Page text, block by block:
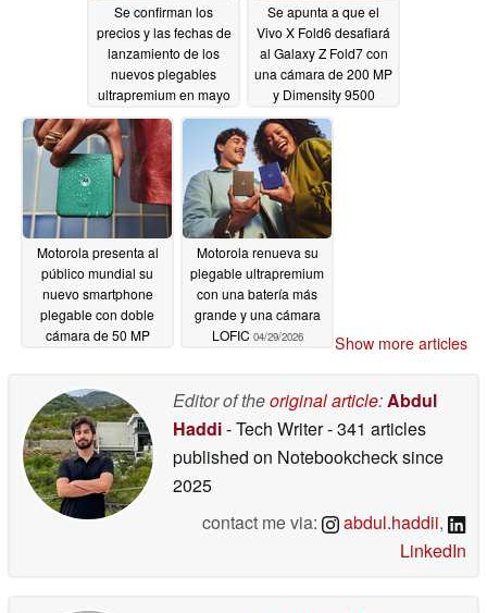
Se confirman los
precios y las fechas de
lanzamiento de los
nuevos plegables
ultrapremium en mayo
04/30/2026
Se apunta a que el
Vivo X Fold6 desafiará
al Galaxy Z Fold7 con
una cámara de 200 MP
y Dimensity 9500
04/30/2026
Motorola presenta al
público mundial su
nuevo smartphone
plegable con doble
cámara de 50 MP
Motorola renueva su
plegable ultrapremium
con una batería más
grande y una cámara
LOFIC 04/29/2026 Show more articles
Editor of theoriginal article:Abdul
Haddi- Tech Writer- 341 articles
published on Notebookchecksince
2025
contact me via:
abdul.haddii,
LinkedIn